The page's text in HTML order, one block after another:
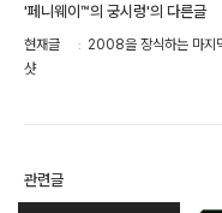
'페니웨이™의 궁시렁'의 다른글
현재글
2008을 장식하는 마지
샷
관련글